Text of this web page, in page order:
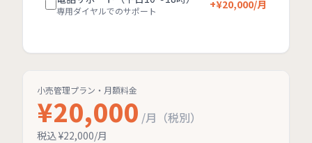
専用ダイヤルでのサポート +¥20,000/月
小売管理プラン ・月額料金
¥20,000 /月（税別）
税込 ¥22,000/月